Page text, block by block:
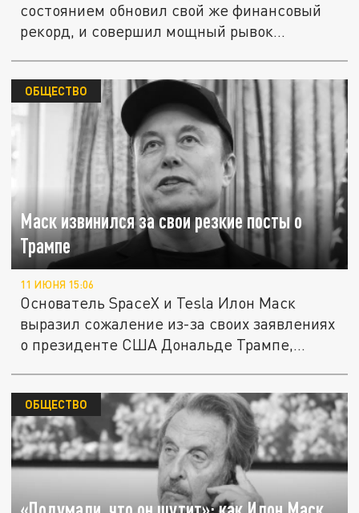
состоянием обновил свой же финансовый
рекорд, и совершил мощный рывок...
Маск извинился за свои резкие посты о
Трампе
ОБЩЕСТВО
11 ИЮНЯ 15:06
Основатель SpaceX и Tesla Илон Маск
выразил сожаление из-за своих заявлениях
о президенте США Дональде Трампе,...
ОБЩЕСТВО